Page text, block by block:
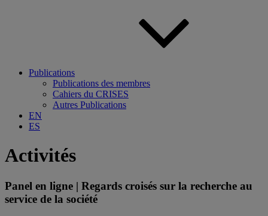
Publications
Publications des membres
Cahiers du CRISES
Autres Publications
EN
ES
Activités
Panel en ligne | Regards croisés sur la recherche au
service de la société